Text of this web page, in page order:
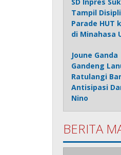
Tampil
Parade HUT
di Minahasa
Joune Ganda
Gandeng
Ratulangi
Antisipasi
Nino
BERITA